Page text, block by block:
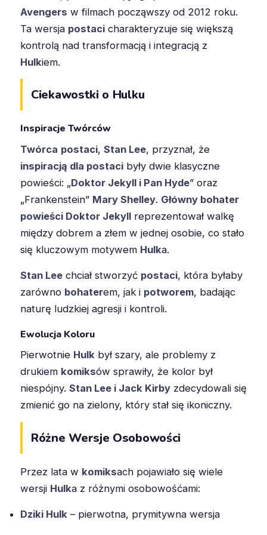
Avengers w filmach począwszy od 2012 roku.
Ta wersja postaci charakteryzuje się większą
kontrolą nad transformacją i integracją z
Hulkiem.
Ciekawostki o Hulku
Inspiracje Twórców
Twórca postaci, Stan Lee, przyznał, że
inspiracją dla postaci były dwie klasyczne
powieści: „Doktor Jekyll i Pan Hyde” oraz
„Frankenstein” Mary Shelley. Główny bohater
powieści Doktor Jekyll reprezentował walkę
między dobrem a złem w jednej osobie, co stało
się kluczowym motywem Hulka.
Stan Lee chciał stworzyć postaci, która byłaby
zarówno bohaterem, jak i potworem, badając
naturę ludzkiej agresji i kontroli.
Ewolucja Koloru
Pierwotnie Hulk był szary, ale problemy z
drukiem komiksów sprawiły, że kolor był
niespójny. Stan Lee i Jack Kirby zdecydowali się
zmienić go na zielony, który stał się ikoniczny.
Różne Wersje Osobowości
Przez lata w komiksach pojawiało się wiele
wersji Hulka z różnymi osobowośćami:
Dziki Hulk – pierwotna, prymitywna wersja